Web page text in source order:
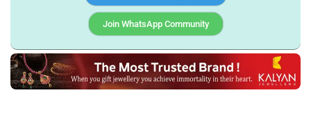
Join WhatsApp Community